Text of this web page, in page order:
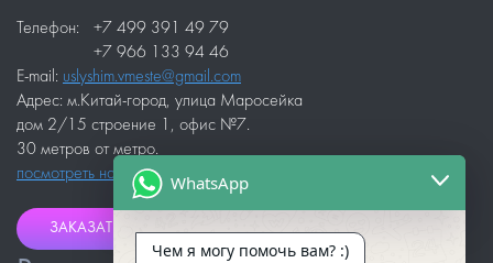
Телефон:
+7 499 391 49 79
+7 966 133 94 46
E-mail: uslyshim.vmeste@gmail.com
Адрес: м.Китай-город, улица Маросейка
дом 2/15 строение 1, офис №7.
30 метров от метро.
посмотреть на карте
ЗАКАЗАТЬ ЗВОНОК
WhatsApp
Чем я могу помочь вам? :)